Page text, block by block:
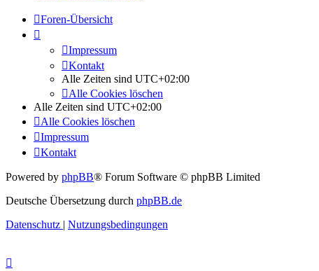
Foren-Übersicht
Impressum
Kontakt
Alle Zeiten sind UTC+02:00
Alle Cookies löschen
Alle Zeiten sind UTC+02:00
Alle Cookies löschen
Impressum
Kontakt
Powered by phpBB® Forum Software © phpBB Limited
Deutsche Übersetzung durch phpBB.de
Datenschutz | Nutzungsbedingungen